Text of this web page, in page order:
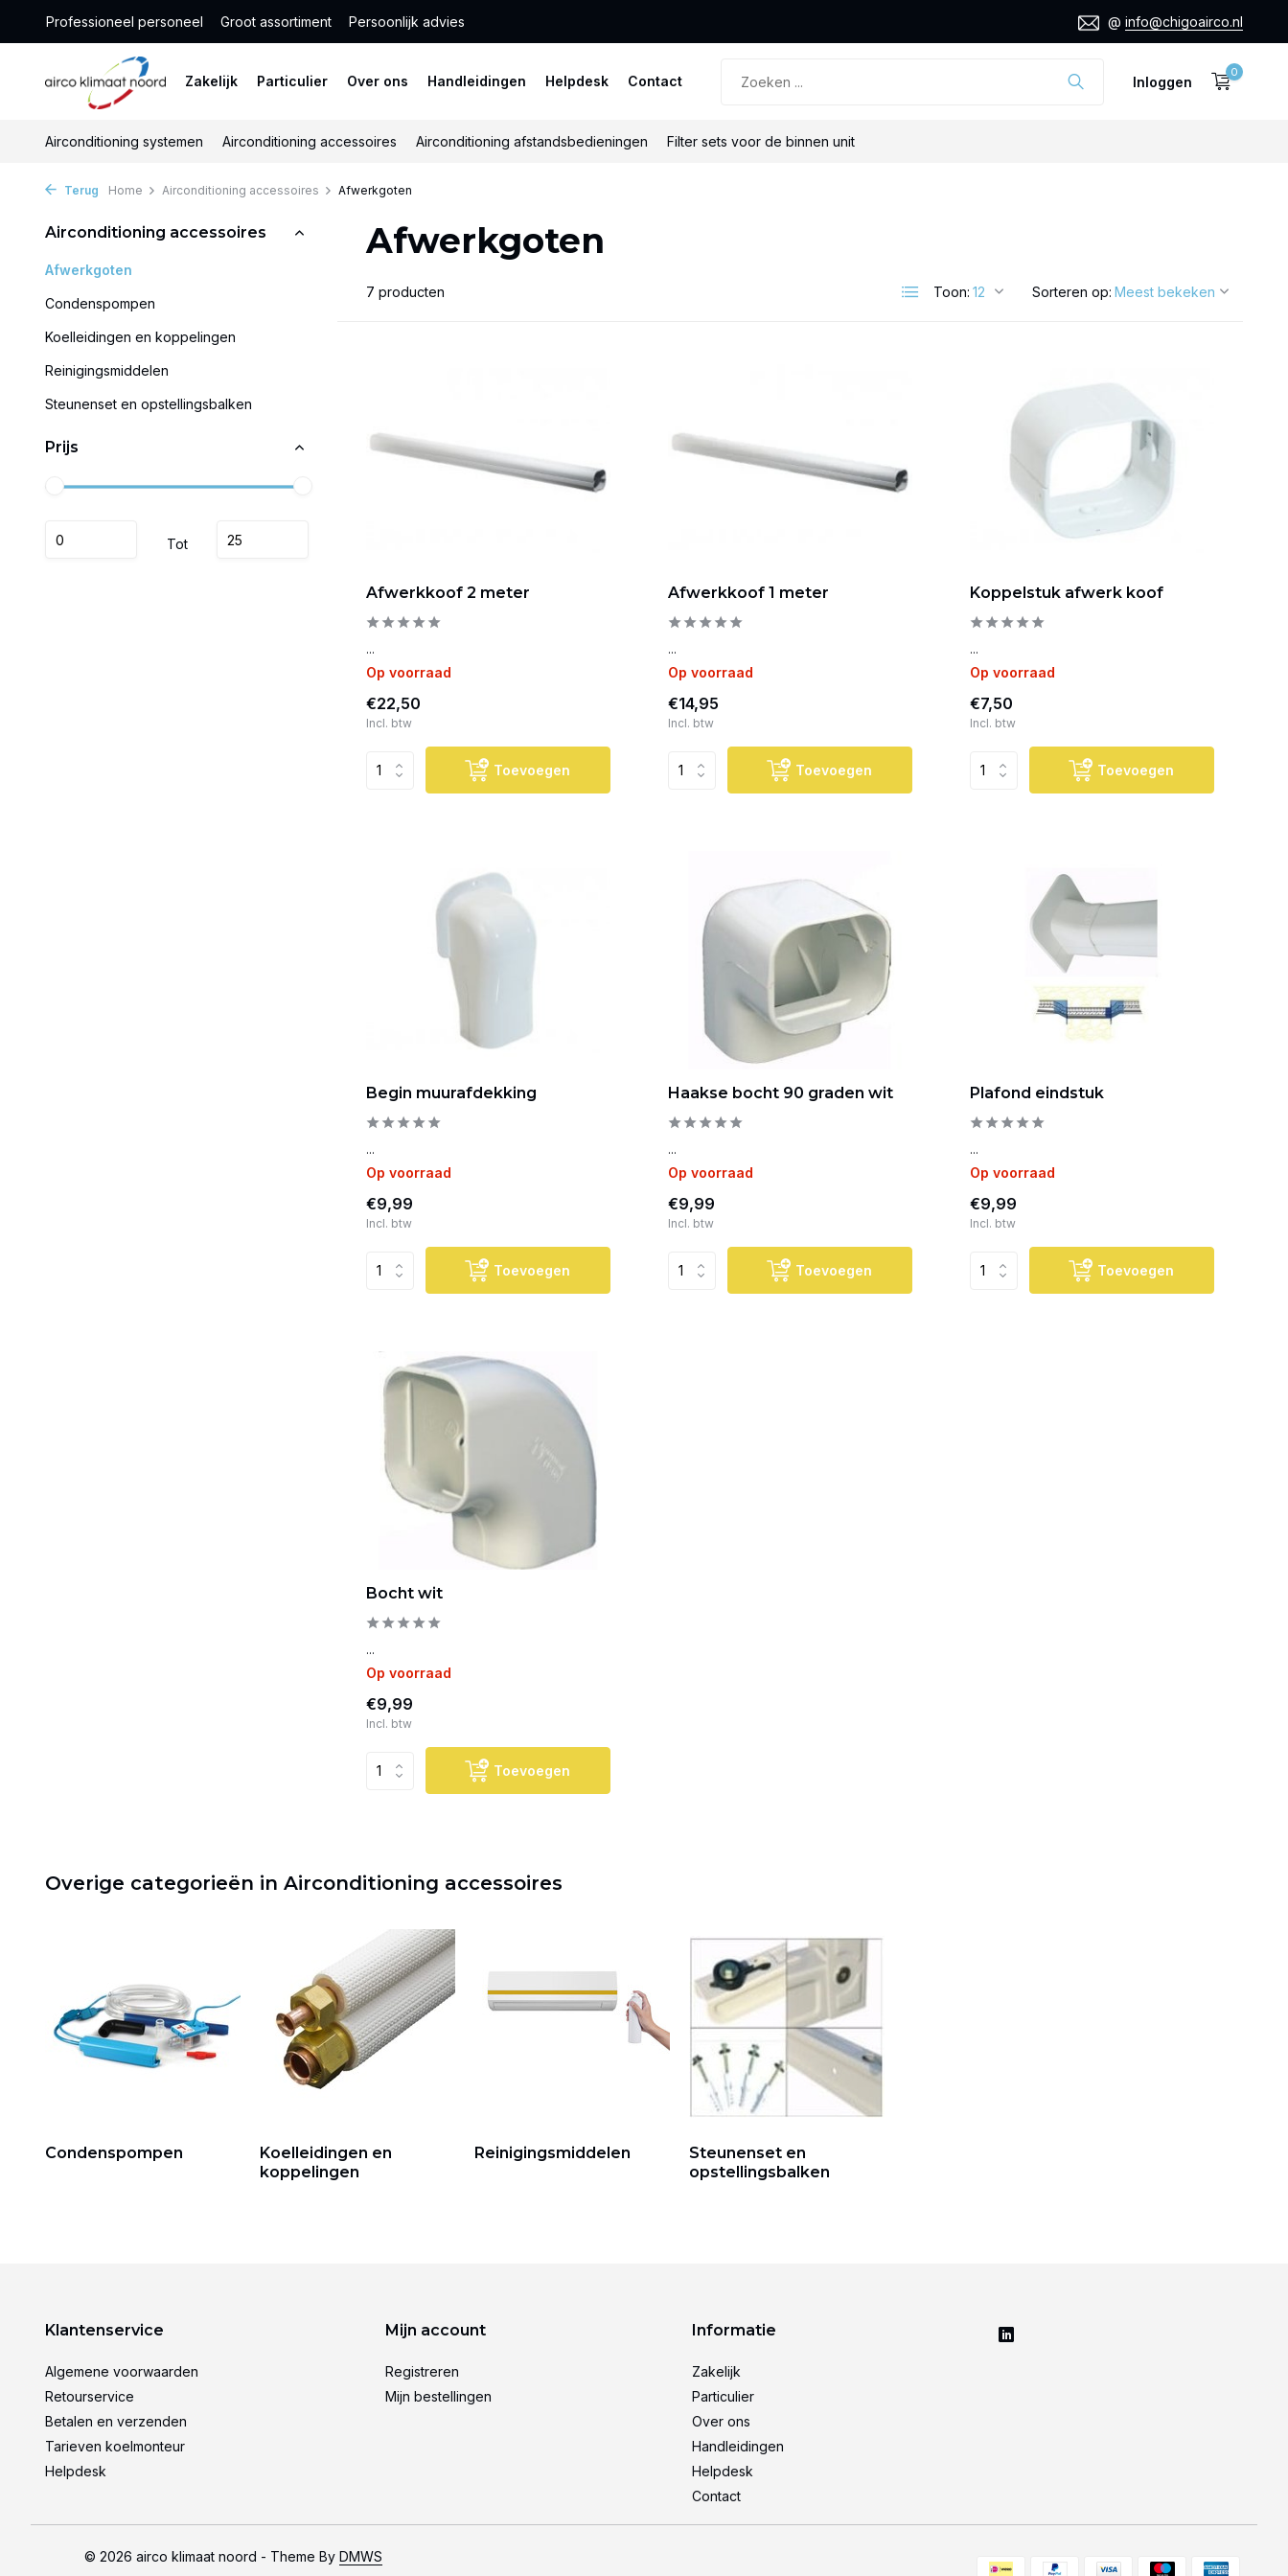
Professioneel personeel Groot assortiment Persoonlijk advies @ info@chigoairco.nl
Zakelijk Particulier Over ons Handleidingen Helpdesk Contact Inloggen
0
Airconditioning systemen Airconditioning accessoires Airconditioning afstandsbedieningen Filter sets voor de binnen unit
Terug Home Airconditioning accessoires Afwerkgoten
Airconditioning accessoires
Afwerkgoten
Condenspompen
Koelleidingen en koppelingen
Reinigingsmiddelen
Steunenset en opstellingsbalken
Prijs
Tot
Afwerkgoten
7 producten Toon: Sorteren op:
Afwerkkoof 2 meter
...
Op voorraad
€22,50
Incl. btw
Toevoegen
Afwerkkoof 1 meter
...
Op voorraad
€14,95
Incl. btw
Toevoegen
Koppelstuk afwerk koof
...
Op voorraad
€7,50
Incl. btw
Toevoegen
Begin muurafdekking
...
Op voorraad
€9,99
Incl. btw
Toevoegen
Haakse bocht 90 graden wit
...
Op voorraad
€9,99
Incl. btw
Toevoegen
Plafond eindstuk
...
Op voorraad
€9,99
Incl. btw
Toevoegen
Bocht wit
...
Op voorraad
€9,99
Incl. btw
Toevoegen
Overige categorieën in Airconditioning accessoires
Condenspompen
Koelleidingen en
koppelingen
Reinigingsmiddelen
Steunenset en
opstellingsbalken
Klantenservice
Algemene voorwaarden
Retourservice
Betalen en verzenden
Tarieven koelmonteur
Helpdesk
Mijn account
Registreren
Mijn bestellingen
Informatie
Zakelijk
Particulier
Over ons
Handleidingen
Helpdesk
Contact
© 2026 airco klimaat noord - Theme ByDMWS